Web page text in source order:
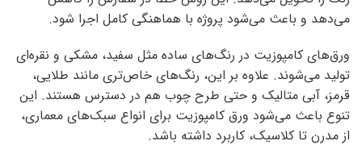
می‌دهد و باعث می‌شود پروژه با هماهنگی کامل اجرا شود.
ورق‌های کامپوزیت در رنگ‌های ساده مثل سفید، مشکی و نقره‌ای
تولید می‌شوند. علاوه بر این، رنگ‌های خاص‌تری مانند طلایی،
قرمز، آبی متالیک و حتی طرح چوب هم در دسترس هستند. این
تنوع باعث می‌شود ورق کامپوزیت برای انواع سبک‌های معماری،
از مدرن تا کلاسیک، کاربرد داشته باشد.